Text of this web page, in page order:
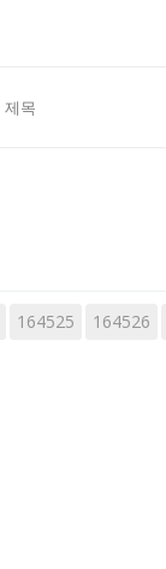
제목
164525 164526